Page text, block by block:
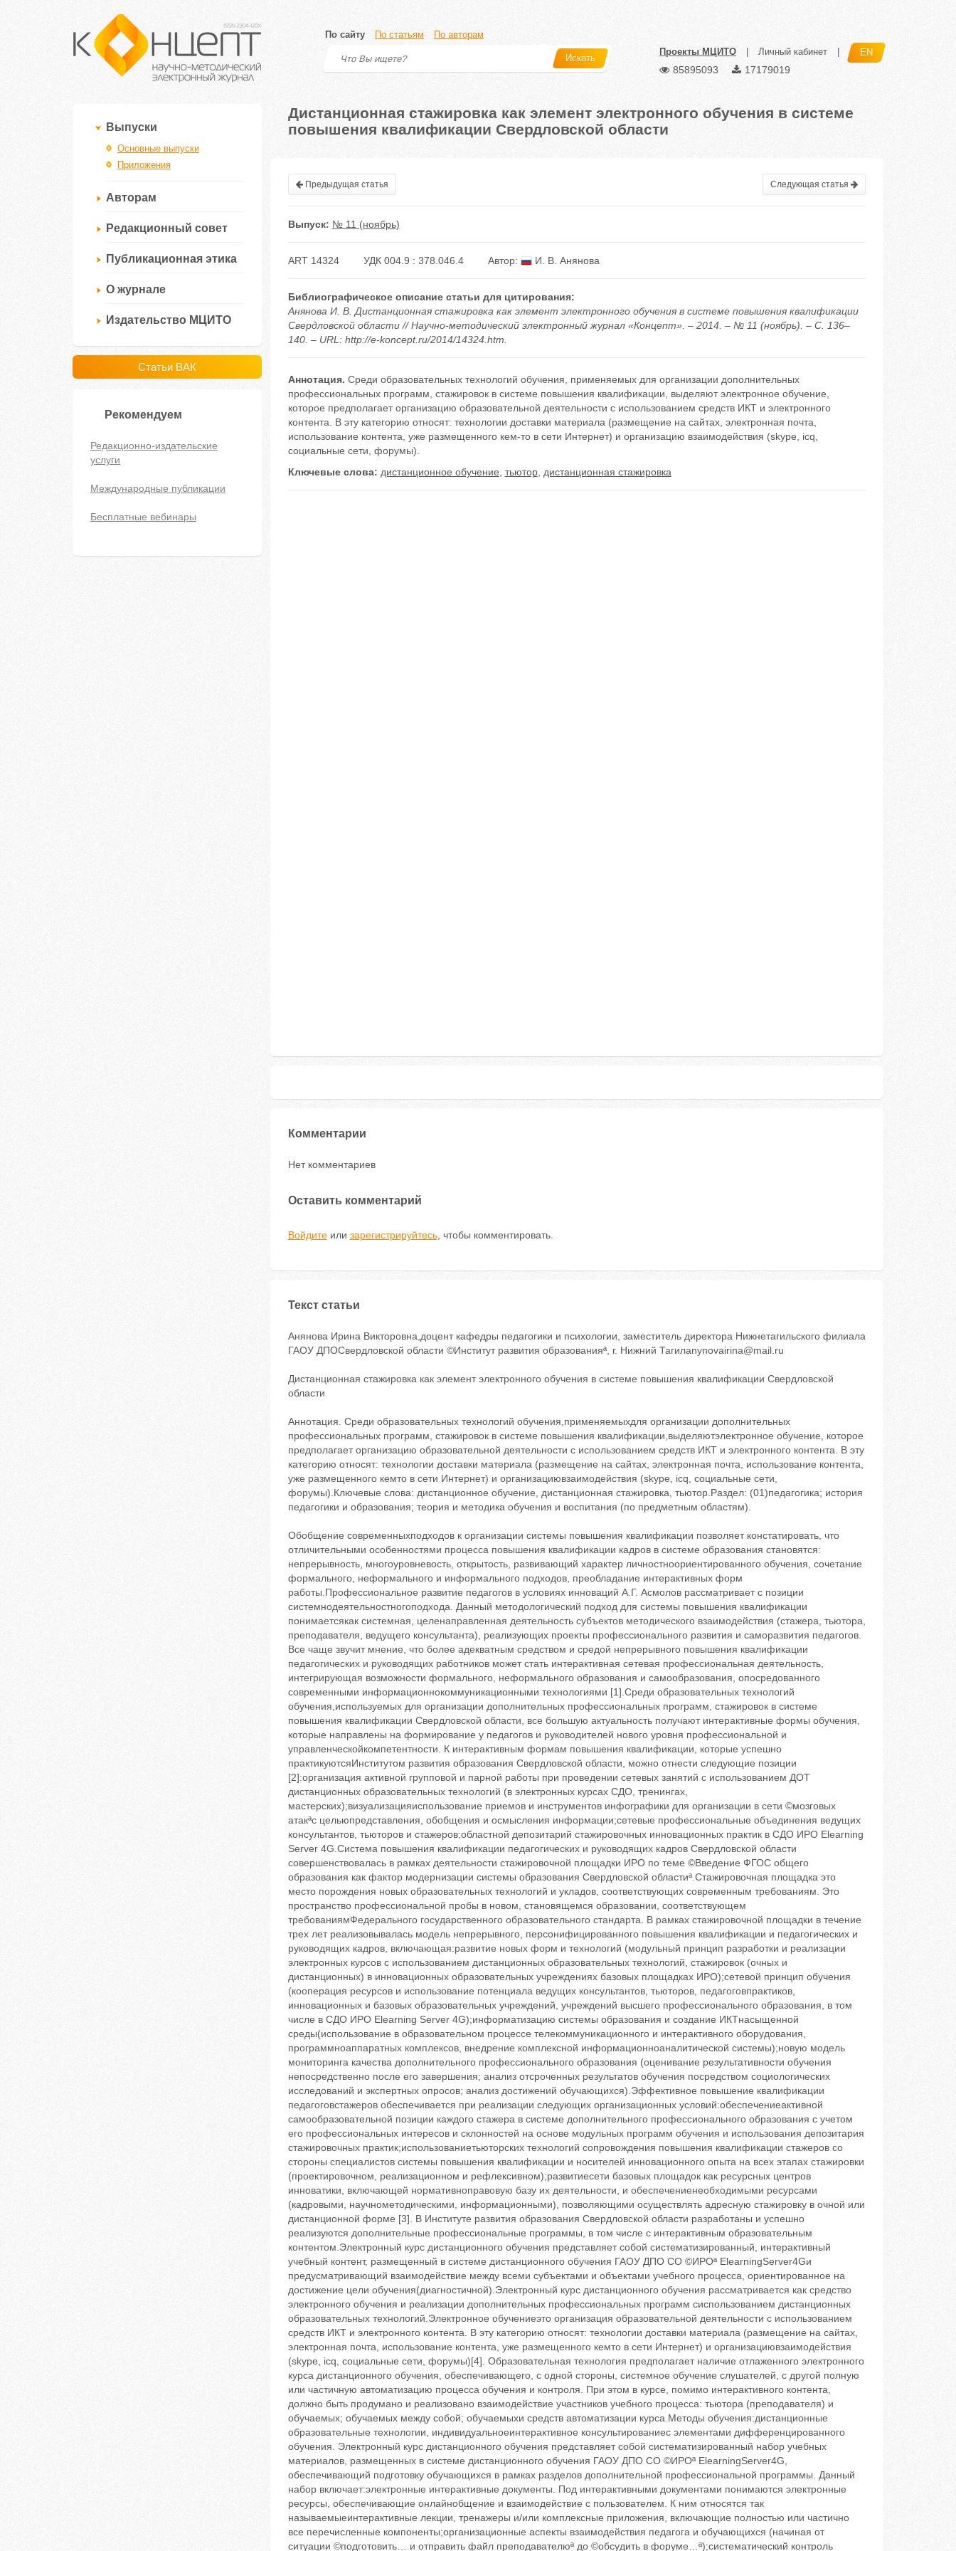
По сайту По статьям По авторам
Искать
Проекты МЦИТО Личный кабинет EN
85895093 17179019
Выпуски
Основные выпуски
Приложения
Авторам
Редакционный совет
Публикационная этика
О журнале
Издательство МЦИТО
Статьи ВАК
Рекомендуем
Редакционно-издательские
услуги
Международные публикации
Бесплатные вебинары
Дистанционная стажировка как элемент электронного обучения в системе
повышения квалификации Свердловской области
Предыдущая статья Следующая статья
Выпуск: № 11 (ноябрь)
ART 14324 УДК 004.9 : 378.046.4 Автор: И. В. Анянова
Библиографическое описание статьи для цитирования:
Анянова И. В. Дистанционная стажировка как элемент электронного обучения в системе повышения квалификации
Свердловской области // Научно-методический электронный журнал «Концепт». – 2014. – № 11 (ноябрь). – С. 136–
140. – URL: http://e-koncept.ru/2014/14324.htm.
Аннотация. Среди образовательных технологий обучения, применяемых для организации дополнительных
профессиональных программ, стажировок в системе повышения квалификации, выделяют электронное обучение,
которое предполагает организацию образовательной деятельности с использованием средств ИКТ и электронного
контента. В эту категорию относят: технологии доставки материала (размещение на сайтах, электронная почта,
использование контента, уже размещенного кем-то в сети Интернет) и организацию взаимодействия (skype, icq,
социальные сети, форумы).
Ключевые слова: дистанционное обучение тьютор, дистанционная стажировка
Комментарии
Нет комментариев
Оставить комментарий
Войдитеили зарегистрируйтесь, чтобы комментировать.
Текст статьи
Анянова Ирина Викторовна,доцент кафедры педагогики и психологии, заместитель директора Нижнетагильского филиала
ГАОУ ДПОСвердловской области ©Институт развития образованияª, г. Нижний Тагилanynovairina@mail.ru
Дистанционная стажировка как элемент электронного обучения в системе повышения квалификации Свердловской
области
Аннотация. Среди образовательных технологий обучения,применяемыхдля организации дополнительных
профессиональных программ, стажировок в системе повышения квалификации,выделяютэлектронное обучение, которое
предполагает организацию образовательной деятельности с использованием средств ИКТ и электронного контента. В эту
категорию относят: технологии доставки материала (размещение на сайтах, электронная почта, использование контента,
уже размещенного кемто в сети Интернет) и организациювзаимодействия (skype, icq, социальные сети,
форумы).Ключевые слова: дистанционное обучение, дистанционная стажировка, тьютор.Раздел: (01)педагогика; история
педагогики и образования; теория и методика обучения и воспитания (по предметным областям).
Обобщение современныхподходов к организации системы повышения квалификации позволяет констатировать, что отличительными особенностями процесса повышения квалификации кадров в системе образования становятся: непрерывность, многоуровневость, открытость, развивающий характер личностноориентированного обучения, сочетание формального, неформального и информального подходов, преобладание интерактивных форм работы.Профессиональное развитие педагогов в условиях инноваций А.Г. Асмолов рассматривает с позиции системнодеятельностногоподхода. Данный методологический подход для системы повышения квалификации понимаетсякак системная, целенаправленная деятельность субъектов методического взаимодействия (стажера, тьютора, преподавателя, ведущего консультанта), реализующих проекты профессионального развития и саморазвития педагогов. Все чаще звучит мнение, что более адекватным средством и средой непрерывного повышения квалификации педагогических и руководящих работников может стать интерактивная сетевая профессиональная деятельность, интегрирующая возможности формального, неформального образования и самообразования, опосредованного современными информационнокоммуникационными технологиями [1].Среди образовательных технологий обучения,используемых для организации дополнительных профессиональных программ, стажировок в системе повышения квалификации Свердловской области, все большую актуальность получают интерактивные формы обучения, которые направлены на формирование у педагогов и руководителей нового уровня профессиональной и управленческойкомпетентности. К интерактивным формам повышения квалификации, которые успешно практикуютсяИнститутом развития образования Свердловской области, можно отнести следующие позиции [2]:организация активной групповой и парной работы при проведении сетевых занятий с использованием ДОТ ‬дистанционных образовательных технологий (в электронных курсах СДО, тренингах, мастерских);визуализация‬использование приемов и инструментов инфографики для организации в сети ©мозговых атакªс цельюпредставления, обобщения и осмысления информации;сетевые профессиональные объединения ведущих консультантов, тьюторов и стажеров;областной депозитарий стажировочных инновационных практик в СДО ИРО Elearning Server 4G.Система повышения квалификации педагогических и руководящих кадров Свердловской области совершенствовалась в рамках деятельности стажировочной площадки ИРО по теме ©Введение ФГОС общего образования как фактор модернизации системы образования Свердловской областиª.Стажировочная площадка ‬это место порождения новых образовательных технологий и укладов, соответствующих современным требованиям. Это пространство профессиональной пробы в новом, становящемся образовании, соответствующем требованиямФедерального государственного образовательного стандарта. В рамках стажировочной площадки в течение трех лет реализовывалась модель непрерывного, персонифицированного повышения квалификации и педагогических и руководящих кадров, включающая:развитие новых форм и технологий (модульный принцип разработки и реализации электронных курсов с использованием дистанционных образовательных технологий, стажировок (очных и дистанционных) в инновационных образовательных учреждениях базовых площадках ИРО);сетевой принцип обучения (кооперация ресурсов и использование потенциала ведущих консультантов, тьюторов, педагоговпрактиков, инновационных и базовых образовательных учреждений, учреждений высшего профессионального образования, в том числе в СДО ИРО Elearning Server 4G);информатизацию системы образования и создание ИКТнасыщенной среды(использование в образовательном процессе телекоммуникационного и интерактивного оборудования, программноаппаратных комплексов, внедрение комплексной информационноаналитической системы);новую модель мониторинга качества дополнительного профессионального образования (оценивание результативности обучения непосредственно после его завершения; анализ отсроченных результатов обучения посредством социологических исследований и экспертных опросов; анализ достижений обучающихся).Эффективное повышение квалификации педагоговстажеров обеспечивается при реализации следующих организационных условий:обеспечениеактивной самообразовательной позиции каждого стажера в системе дополнительного профессионального образования с учетом его профессиональных интересов и склонностей на основе модульных программ обучения и использования депозитария стажировочных практик;использованиетьюторских технологий сопровождения повышения квалификации стажеров со стороны специалистов системы повышения квалификации и носителей инновационного опыта на всех этапах стажировки (проектировочном, реализационном и рефлексивном);развитиесети базовых площадок как ресурсных центров инноватики, включающей нормативноправовую базу их деятельности, и обеспечениенеобходимыми ресурсами (кадровыми, научнометодическими, информационными), позволяющими осуществлять адресную стажировку в очной или дистанционной форме [3]. В Институте развития образования Свердловской области разработаны и успешно реализуются дополнительные профессиональные программы, в том числе с интерактивным образовательным контентом.Электронный курс дистанционного обучения представляет собой систематизированный, интерактивный учебный контент, размещенный в системе дистанционного обучения ГАОУ ДПО СО ©ИРОª ElearningServer4Gи предусматривающий взаимодействие между всеми субъектами и объектами учебного процесса, ориентированное на достижение цели обучения(диагностичной).Электронный курс дистанционного обучения рассматривается как средство электронного обучения и реализации дополнительных профессиональных программ сиспользованием дистанционных образовательных технологий.Электронное обучение‬это организация образовательной деятельности с использованием средств ИКТ и электронного контента. В эту категорию относят: технологии доставки материала (размещение на сайтах, электронная почта, использование контента, уже размещенного кемто в сети Интернет) и организациювзаимодействия (skype, icq, социальные сети, форумы)[4]. Образовательная технология предполагает наличие отлаженного электронного курса дистанционного обучения, обеспечивающего, с одной стороны, системное обучение слушателей, с другой ‬полную или частичную автоматизацию процесса обучения и контроля. При этом в курсе, помимо интерактивного контента, должно быть продумано и реализовано взаимодействие участников учебного процесса: тьютора (преподавателя) и обучаемых; обучаемых между собой; обучаемыхи средств автоматизации курса.Методы обучения:дистанционные образовательные технологии, индивидуальноеинтерактивное консультированиес элементами дифференцированного обучения. Электронный курс дистанционного обучения представляет собой систематизированный набор учебных материалов, размещенных в системе дистанционного обучения ГАОУ ДПО СО ©ИРОª ElearningServer4G, обеспечивающий подготовку обучающихся в рамках разделов дополнительной профессиональной программы. Данный набор включает:электронные интерактивные документы. Под интерактивными документами понимаются электронные ресурсы, обеспечивающие онлайнобщение и взаимодействие с пользователем. К ним относятся так называемыеинтерактивные лекции, тренажеры и/или комплексные приложения, включающие полностью или частично все перечисленные компоненты;организационные аспекты взаимодействия педагога и обучающихся (начиная от ситуации ©подготовить… и отправить файл преподавателюª до ©обсудить в форуме…ª);систематический контроль результатов учебной деятельности обучающихся на разных уровнях: самоконтроль, взаимоконтроль, входной текущий контроль, итоговый контроль. Согласно Требованиям к электронным курсам дистанционного обученияГАОУ ДПО СО ©Институт развития образованияª, карта курса для слушателястажера включает: перечень изучаемых тем, цели обучения по каждой теме, планируемые и ожидаемые результаты обучения, стажировки, инструменты обучения. Особое внимание при конструировании персонифицированной картыкурса слушатель уделяет выбору дистанционных стажировок из электронного депозитария, размещенного в системе дистанционного обучения ElearningServer4G(далее ‬СДО).Стажировка понимается намикак специально организованная форма повышения квалификации, которая является оперативным и эффективным средством совершенствования профессионального мастерства педагогических и руководящих работников. Стажировка‬это практикоориентированная образовательная деятельность по приобретению нового профессионального опыта работы (эффективных практик) в системе повышения квалификации. Стажировка основана на системнодеятельностном подходе: выстраивается как движение от цели к результату, при этом в качестве результата рассматривается выстроенный проект педагогической деятельности по реализации новой практики; движение от цели к результату совершает сам стажер в процессе теоретической, практической, аналитической, проектной деятельности, осознавая этапы продвижения и свой индивидуальный прогресс; осуществляется через современные образовательные технологии, при использовании которых видна субъектная роль каждого стажера. Работая с областным депозитарием стажировочных практик, выбирая базовую площадку и программу дистанционной стажировки, стажеру необходимо иметь четкое представление о передовом опыте. Передовой опыт ‬один из самых доступных практике источниковновых идей, подходов и технологий. Стажеру необходимо знать отличительные черты передового опыта: актуальность, потенциальнуюполезность и инновационный потенциал распространяемого опыта, степень превосходства идей, заложенных в опыте, по сравнению с темиидеями, с которыми знаком стажер; перспективность и надежность распространяемого опыта, подтверждение эффективности распространяемого опыта результатами его массовой апробации на практике. Программа дистанционной стажировки ‬это обоснованная модель образовательной деятельности стажера по освоению им передового опыта практической деятельности, определяющая цели обучения стажеров и требуемую для их достижения структуру учебных задач, с указан